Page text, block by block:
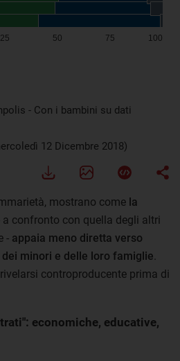
- Con i bambini su dati
12 Dicembre 2018)
mostrano come la
a confronto con quella degli altri
- appaia meno diretta verso
minori e delle loro famiglie
controproducente prima di
economiche, educative,